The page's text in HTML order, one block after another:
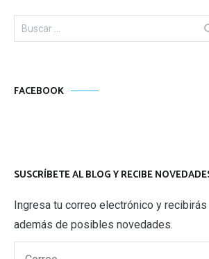
FACEBOOK
SUSCRÍBETE AL BLOG Y RECIBE
Ingresa tu correo electrónico y recibirás
además de posibles novedades.